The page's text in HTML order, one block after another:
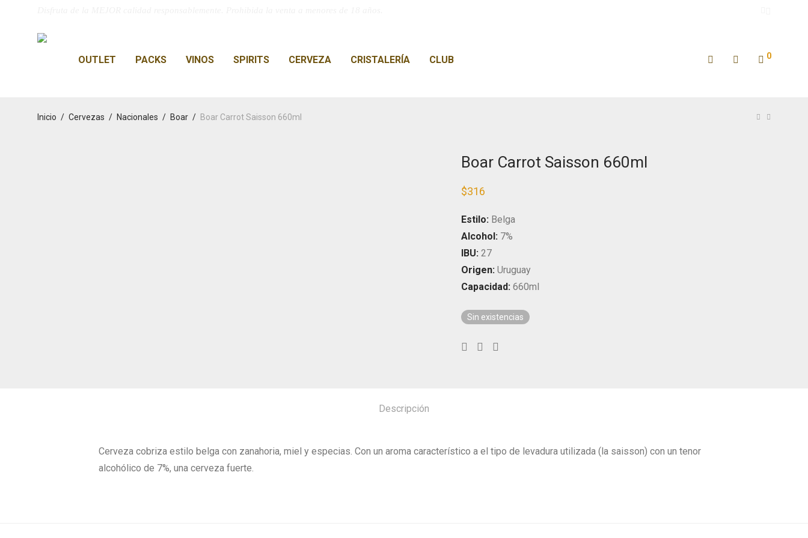
OUTLET PACKS VINOS SPIRITS CERVEZA CRISTALERÍA CLUB 0
Inicio / Cervezas / Nacionales / Boar / Boar Carrot Saisson 660ml
Boar Carrot Saisson 660ml
$316
Estilo: Belga
Alcohol: 7%
IBU: 27
Origen: Uruguay
Capacidad: 660ml
Sin existencias
Descripción
Cerveza cobriza estilo belga con zanahoria, miel y especias. Con un aroma característico a el tipo de levadura utilizada (la saisson) con un tenor
alcohólico de 7%, una cerveza fuerte.